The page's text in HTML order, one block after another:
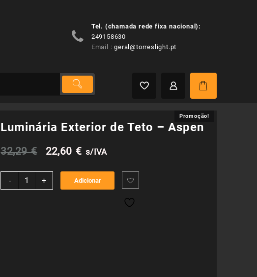
Tel. (chamada rede fixa nacional):
249158630
Email :geral@torreslight.pt
Promoção!
Luminária Exterior de Teto – Aspen
32,29€
O
preço
original
22,60 €O
preço
atual
s/IVA
-
Quantidade
+ Adicionar
Promoção!